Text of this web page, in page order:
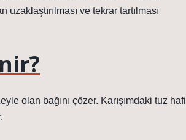
ve tekrar tartılması
olan bağını çözer. Karışımdaki tuz